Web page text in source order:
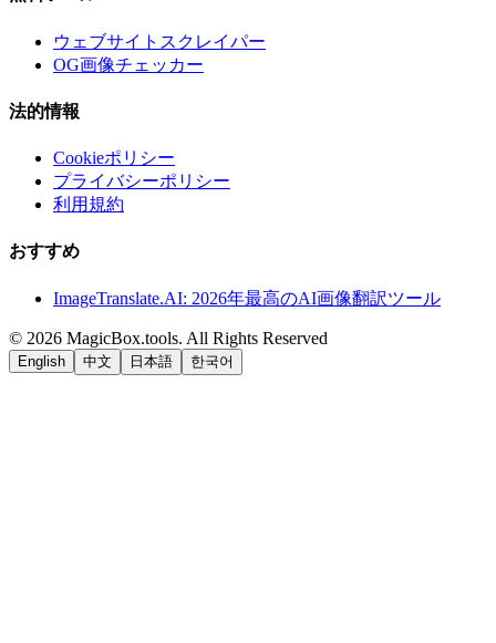
ウェブサイトスクレイパー
OG画像チェッカー
法的情報
Cookieポリシー
プライバシーポリシー
利用規約
おすすめ
ImageTranslate.AI: 2026年最高のAI画像翻訳ツール
© 2026 MagicBox.tools. All Rights Reserved
English 中文 日本語 한국어